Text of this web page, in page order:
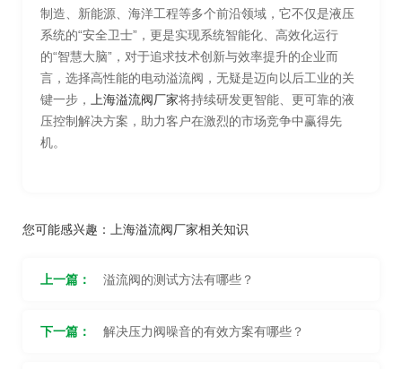
制造、新能源、海洋工程等多个前沿领域，它不仅是液压
系统的“安全卫士”，更是实现系统智能化、高效化运行
的“智慧大脑”，对于追求技术创新与效率提升的企业而
言，选择高性能的电动溢流阀，无疑是迈向以后工业的关
键一步，
上海溢流阀厂家将持续研发更智能、更可靠的液
压控制解决方案，助力客户在激烈的市场竞争中赢得先
机。
您可能感兴趣： 上海溢流阀厂家相关知识
上一篇： 溢流阀的测试方法有哪些？
下一篇： 解决压力阀噪音的有效方案有哪些？